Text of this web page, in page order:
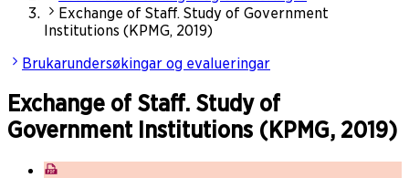
Exchange of Staff. Study of Government
Institutions (KPMG, 2019)
Brukarundersøkingar og evalueringar
Exchange of Staff. Study of
Government Institutions (KPMG, 2019)